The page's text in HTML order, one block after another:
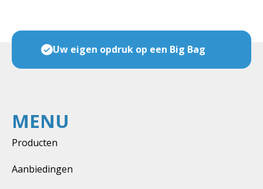
Veel maten & soorten op voorraad
MENU
Producten
Aanbiedingen